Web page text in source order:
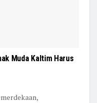
Muda Kaltim Harus